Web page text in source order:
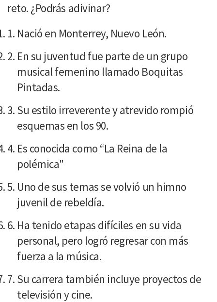
reto. ¿Podrás adivinar?
Nació en Monterrey, Nuevo León.
En su juventud fue parte de un grupo
musical femenino llamado Boquitas
Pintadas.
Su estilo irreverente y atrevido rompió
esquemas en los 90.
Es conocida como “La Reina de la
polémica"
Uno de sus temas se volvió un himno
juvenil de rebeldía.
Ha tenido etapas difíciles en su vida
personal, pero logró regresar con más
fuerza a la música.
Su carrera también incluye proyectos de
televisión y cine.